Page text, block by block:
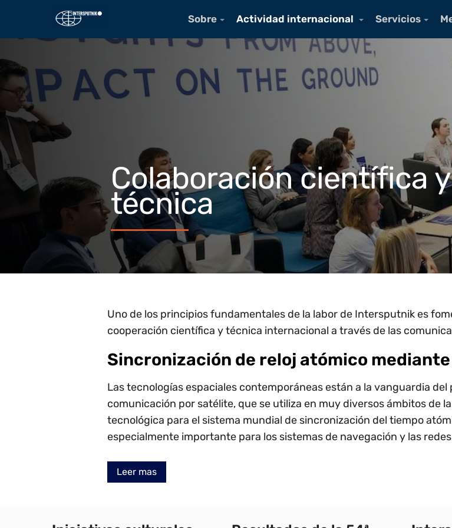
Sobre Actividad internacional Servicios
Colaboración científica y
técnica
Uno de los principios fundamentales de la labor de Intersputnik es
cooperación científica y técnica internacional a través de las
Sincronización de reloj atómico
Las tecnologías espaciales contemporáneas están a la vanguardia
comunicación por satélite, que se utiliza en muy diversos ámbitos de
tecnológica para el sistema mundial de sincronización del tiempo
especialmente importante para los sistemas de navegación y las
Leer mas